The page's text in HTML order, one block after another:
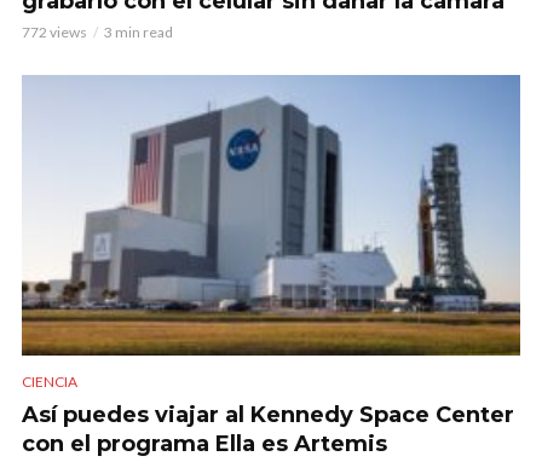
772 views 3 min read
CIENCIA
Así puedes viajar al Kennedy Space Center
con el programa Ella es Artemis